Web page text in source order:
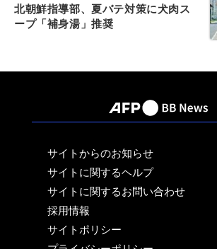
北朝鮮指導部、夏バテ対策に犬肉ス
ープ「補身湯」推奨
サイトからのお知らせ
サイトに関するヘルプ
サイトに関するお問い合わせ
採用情報
サイトポリシー